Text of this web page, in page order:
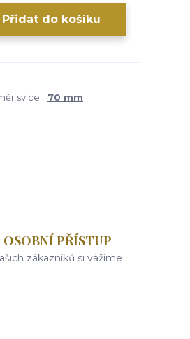
Přidat do košíku
svíce: 70 mm
OSOBNÍ PŘÍSTUP
zákazníků si vážíme